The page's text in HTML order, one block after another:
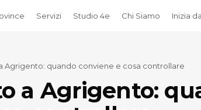
Servizi Studio 4e Chi Siamo Inizia
Agrigento: quando conviene e cosa controllare
a Agrigento: